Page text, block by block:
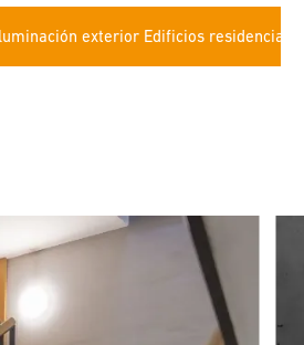
exterior Edificios residenciales